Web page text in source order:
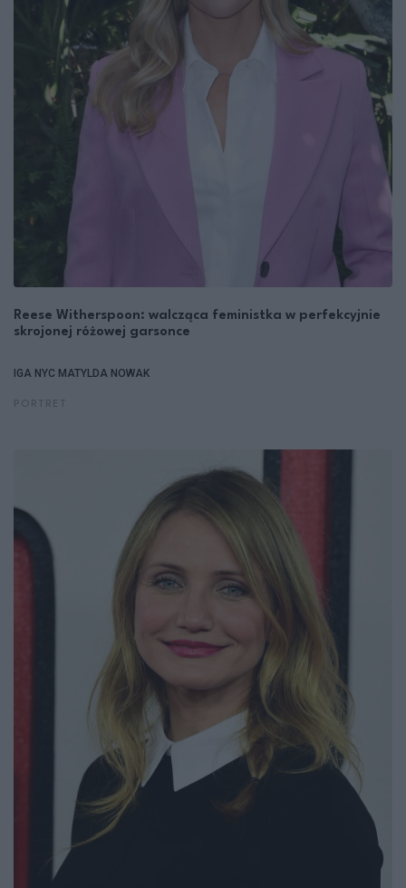
Reese Witherspoon: walcząca feministka w perfekcyjnie
skrojonej różowej garsonce
IGA NYC MATYLDA NOWAK